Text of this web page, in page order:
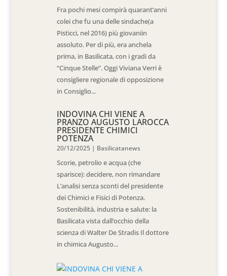
Fra pochi mesi compirà quarant’anni
colei che fu una delle sindache(a
Pisticci, nel 2016) più giovaniin
assoluto. Per di più, era anchela
prima, in Basilicata, con i gradi da
“Cinque Stelle”. Oggi Viviana Verri è
consigliere regionale di opposizione
in Consiglio...
INDOVINA CHI VIENE A
PRANZO AUGUSTO LAROCCA
PRESIDENTE CHIMICI
POTENZA
20/12/2025 | Basilicatanews
Scorie, petrolio e acqua (che
sparisce): decidere, non rimandare
L’analisi senza sconti del presidente
dei Chimici e Fisici di Potenza.
Sostenibilità, industria e salute: la
Basilicata vista dall’occhio della
scienza di Walter De Stradis Il dottore
in chimica Augusto...